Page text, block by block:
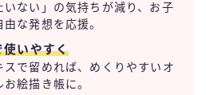
いない」の気持ちが減り、お子
由な発想を応援。
使いやすく
スで留めれば、めくりやすいオ
お絵描き帳に。